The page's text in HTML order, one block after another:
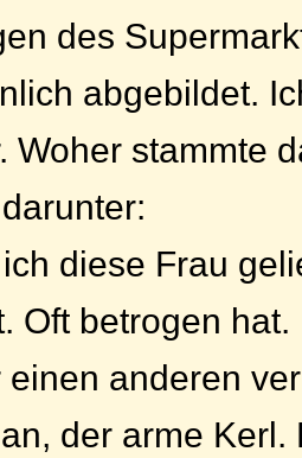
des
abgebildet.
Woher stammte
diese Frau
Oft betrogen
anderen
der arme